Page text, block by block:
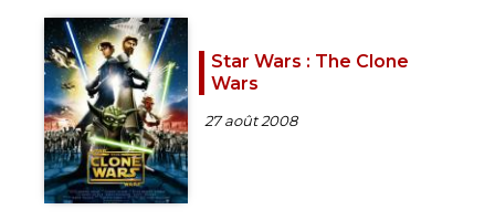
Star Wars : The Clone
Wars
27 août 2008